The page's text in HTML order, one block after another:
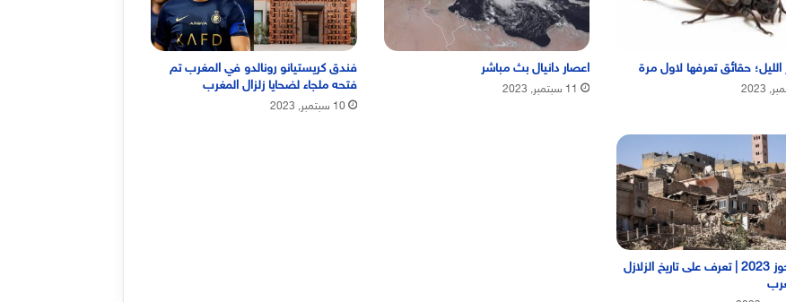
حقائق تعرفها لاول مرة اعصار دانيال بث مباشر
11 سبتمبر, 2023
فندق كريستيانو رونالدو في المغرب تم
فتحه ملجاء لضحايا زلزال المغرب
10 سبتمبر, 2023
زلزال الحوز 2023 | تعرف على تاريخ الزلازل